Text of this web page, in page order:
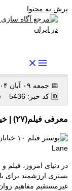
پرش به محتوا
📅 جمعه ۰۹ آبان ۱۴۰۴ | ۰۹:۳۶
🆔 کد خبر: 5436
معرفی فیلم(۲۷) | خیابان دهم کلاورفیلد
در دنیای امروز، فیلم
بستری ارزشمند برای
غیرمستقیم مفاهیم